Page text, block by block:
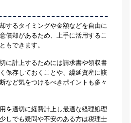
するタイミングや金額などを自由に
償却があるため、上手に活用するこ
もできます。
に計上するためには請求書や領収書
保存しておくことや、繰延資産に該
など気をつけるべきポイントも多々
を適切に経費計上し最適な経理処理
しでも疑問や不安のある方は税理士